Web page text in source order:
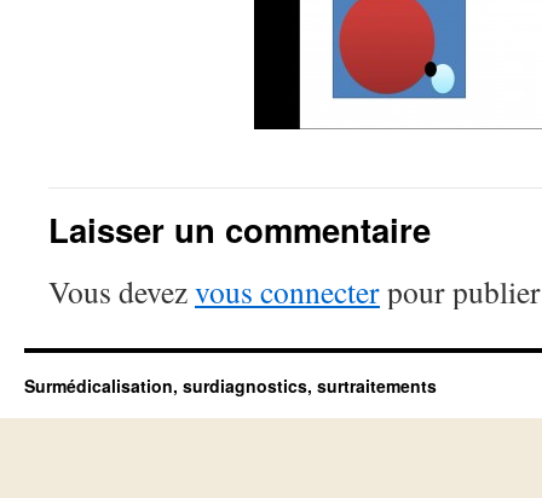
Laisser un commentaire
Vous devezvous connecterpour
Surmédicalisation, surdiagnostics, surtraitements